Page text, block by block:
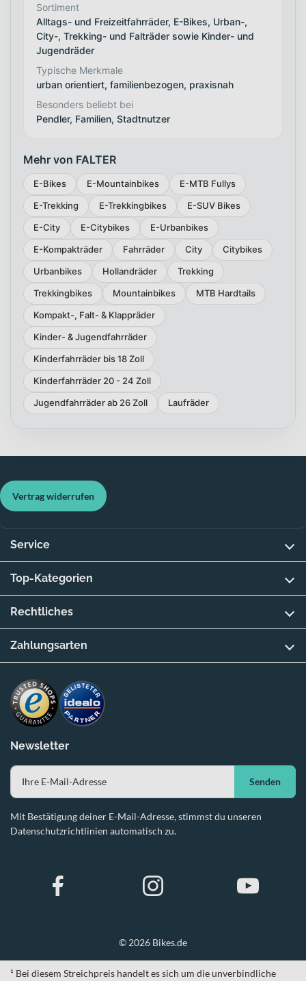
Sortiment
Alltags- und Freizeitfahrräder, E-Bikes, Urban-,
City-, Trekking- und Falträder sowie Kinder- und
Jugendräder
Typische Merkmale
urban orientiert, familienbezogen, praxisnah
Besonders beliebt bei
Pendler, Familien, Stadtnutzer
Mehr von FALTER
E-Bikes E-Mountainbikes
E-MTB Fullys
E-Trekking
E-Trekkingbikes
E-SUV Bikes
E-City
E-Citybikes
E-Urbanbikes
E-Kompakträder
Fahrräder City
Citybikes
Urbanbikes
Hollandräder
Trekking
Trekkingbikes
Mountainbikes
MTB Hardtails
Kompakt-, Falt- & Klappräder
Kinder- & Jugendfahrräder
Kinderfahrräder bis 18 Zoll
Kinderfahrräder 20 - 24 Zoll
Jugendfahrräder ab 26 Zoll
Laufräder
Newsletter
Senden
Mit Bestätigung deiner E-Mail-Adresse, stimmst du unseren
Datenschutzrichtlinien automatisch zu.
Vertrag widerrufen
Service
Top-Kategorien
Rechtliches
Zahlungsarten
© 2026 Bikes.de
¹ Bei diesem Streichpreis handelt es sich um die unverbindliche